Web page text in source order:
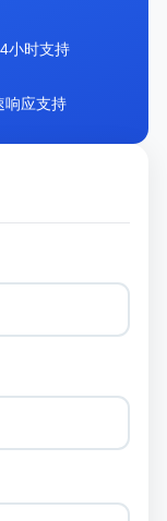
小时支持
响应支持